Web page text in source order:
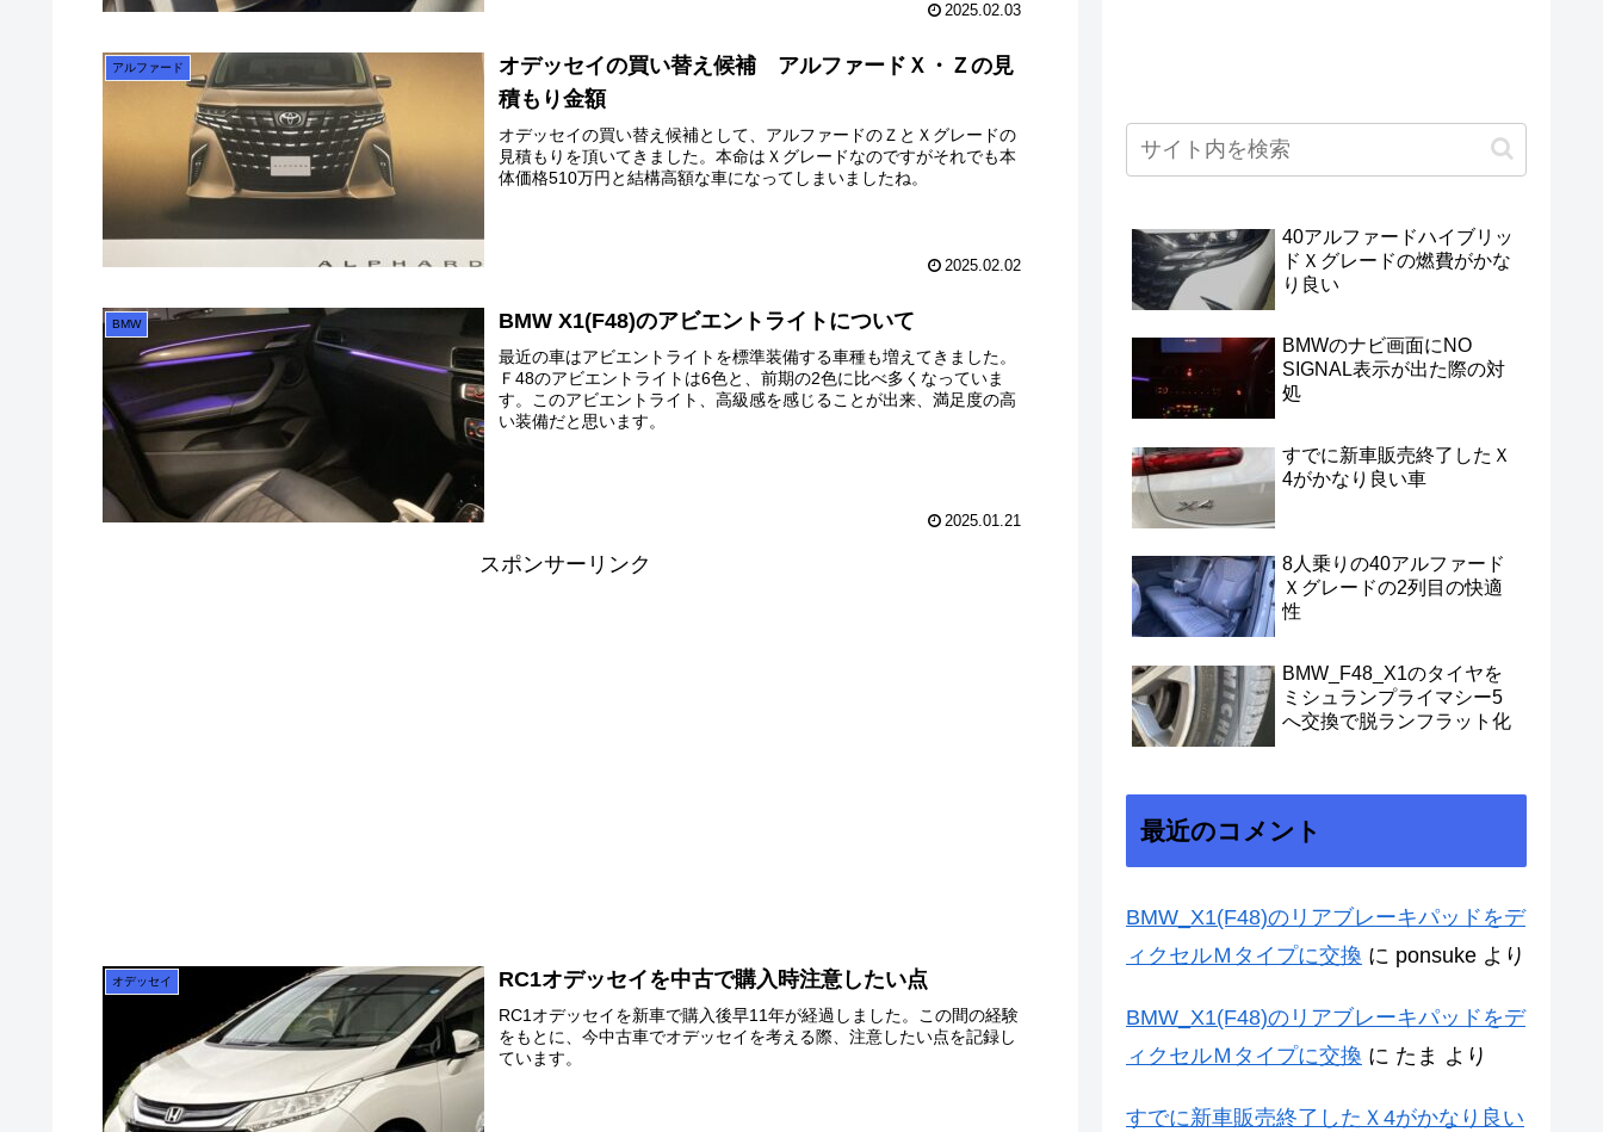
2025.02.03
アルファード
オデッセイの買い替え候補 アルファードＸ・Ｚの見
積もり金額
オデッセイの買い替え候補として、アルファードのＺとＸグレードの
見積もりを頂いてきました。本命はＸグレードなのですがそれでも本
体価格510万円と結構高額な車になってしまいましたね。
2025.02.02
BMW BMW X1(F48)のアビエントライトについて
最近の車はアビエントライトを標準装備する車種も増えてきました。
Ｆ48のアビエントライトは6色と、前期の2色に比べ多くなっていま
す。このアビエントライト、高級感を感じることが出来、満足度の高
い装備だと思います。
2025.01.21
スポンサーリンク
オデッセイ RC1オデッセイを中古で購入時注意したい点
RC1オデッセイを新車で購入後早11年が経過しました。この間の経験
をもとに、今中古車でオデッセイを考える際、注意したい点を記録し
ています。
40アルファードハイブリッ
ドＸグレードの燃費がかな
り良い
BMWのナビ画面にNO
SIGNAL表示が出た際の対
処
すでに新車販売終了したＸ
4がかなり良い車
8人乗りの40アルファード
Ｘグレードの2列目の快適
性
BMW_F48_X1のタイヤを
ミシュランプライマシー5
へ交換で脱ランフラット化
最近のコメント
BMW_X1(F48)のリアブレーキパッドをデ
ィクセルＭタイプに交換 に ponsuke より
BMW_X1(F48)のリアブレーキパッドをデ
ィクセルＭタイプに交換 に たま より
すでに新車販売終了したＸ4がかなり良い